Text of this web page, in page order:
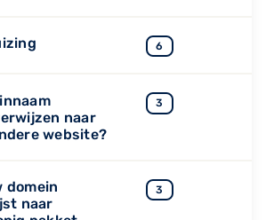
6
naar
website?
3
domein
naar
3